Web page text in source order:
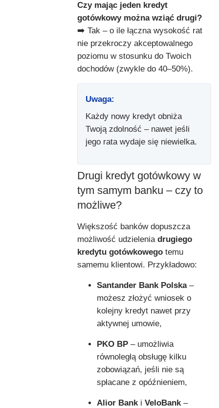
Czy mając jeden kredyt
gotówkowy można wziąć drugi?
➡️ Tak – o ile łączna wysokość rat
nie przekroczy akceptowalnego
poziomu w stosunku do Twoich
dochodów (zwykle do 40–50%).
Uwaga:
Każdy nowy kredyt obniża
Twoją zdolność – nawet jeśli
jego rata wydaje się niewielka.
Drugi kredyt gotówkowy w
tym samym banku – czy to
możliwe?
Większość banków dopuszcza
możliwość udzielenia drugiego
kredytu gotówkowego temu
samemu klientowi. Przykładowo:
Santander Bank Polska–
możesz złożyć wniosek o
kolejny kredyt nawet przy
aktywnej umowie,
PKO BP – umożliwia
równoległą obsługę kilku
zobowiązań, jeśli nie są
spłacane z opóźnieniem,
Alior Bank i VeloBank –